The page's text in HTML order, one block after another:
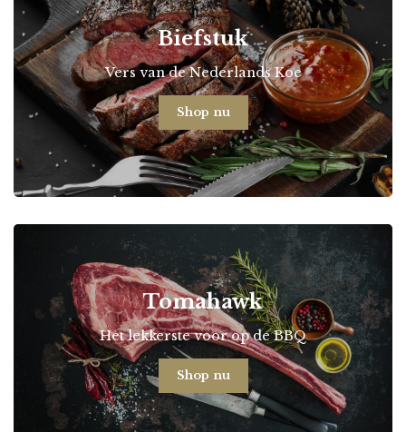
Biefstuk
Vers van de Nederlands Koe
Shop nu
Tomahawk
Het lekkerste voor op de BBQ
Shop nu